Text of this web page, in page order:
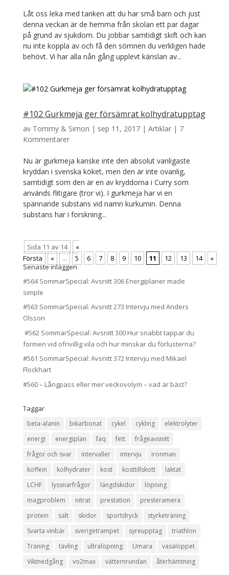
Låt oss leka med tanken att du har små barn och just
denna veckan är de hemma från skolan ett par dagar
på grund av sjukdom. Du jobbar samtidigt skift och kan
nu inte koppla av och få den sömnen du verkligen hade
behövt. Vi har alla nån gång upplevt känslan av...
#102 Gurkmeja ger försämrat kolhydratupptag
av Tommy & Simon | sep 11, 2017| Artiklar| 7
Kommentarer
Nu är gurkmeja kanske inte den absolut vanligaste
kryddan i svenska köket, men den är inte ovanlig,
samtidigt som den är en av kryddorna i Curry som
används flitigare (tror vi). I gurkmeja har vi en
spännande substans vid namn kurkumin. Denna
substans har i forskning...
Sida 11 av 14
«
Första
« ... 5 6 7 8 9 10 11 12 13 14
»
Senaste inläggen
#564 SommarSpecial: Avsnitt 306 Energiplaner made
simple
#563 SommarSpecial: Avsnitt 273 Intervju med Anders
Olsson
#562 SommarSpecial: Avsnitt 300 Hur snabbt tappar du
formen vid ofrivillig vila och hur minskar du förlusterna?
#561 SommarSpecial: Avsnitt 372 Intervju med Mikael
Flockhart
#560 – Långpass eller mer veckovolym – vad är bäst?
Taggar
beta-alanin bikarbonat cykel cykling
elektrolyter
energi
energiplan faq fett
frågeavsnitt
frågor och svar
intervaller intervju
ironman
koffein
kolhydrater kost kosttillskott
laktat
LCHF
lyssnarfrågor längdskidor
löpning
magproblem
nitrat prestation
presteramera
protein
salt skidor sportdryck
styrketräning
Svarta vinbär
sverigetrampet syreupptag
triathlon
Träning
tävling ultralöpning Umara
vasaloppet
Viktnedgång
vo2max vätternrundan återhämtning